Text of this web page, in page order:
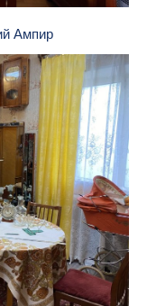
Ампир